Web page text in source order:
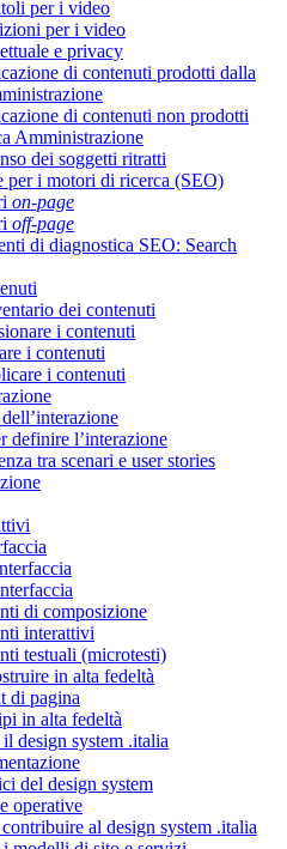
per i video
per i video
e privacy
di contenuti prodotti dalla
di contenuti non prodotti
Amministrazione
dei soggetti ritratti
per i motori di ricerca (SEO)
on-page
off-page
di diagnostica SEO: Search
dei contenuti
i contenuti
i contenuti
i contenuti
definire l’interazione
tra scenari e user stories
di composizione
interattivi
testuali (microtesti)
in alta fedeltà
di pagina
in alta fedeltà
design system .italia
del design system
operative
al design system .italia